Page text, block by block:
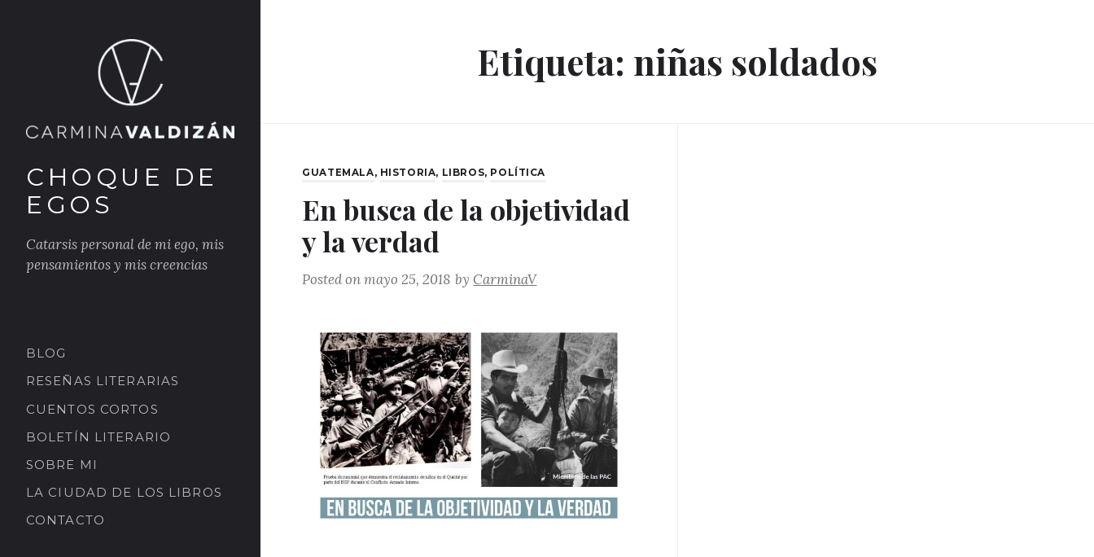
CHOQUE DE
EGOS
Catarsis personal de mi ego, mis
pensamientos y mis creencias
BLOG
RESEÑAS LITERARIAS
CUENTOS CORTOS
BOLETÍN LITERARIO
SOBRE MI
LA CIUDAD DE LOS LIBROS
CONTACTO
Etiqueta: niñas soldados
CATEGORIES
GUATEMALA, HISTORIA, LIBROS, POLÍTICA
En busca de la objetividad
y la verdad
Posted onmayo 25, 2018 by CarminaV